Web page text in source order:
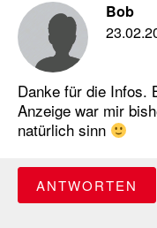
Bob
Danke für die Infos.
Anzeige war mir
natürlich sinn
ANTWORTEN